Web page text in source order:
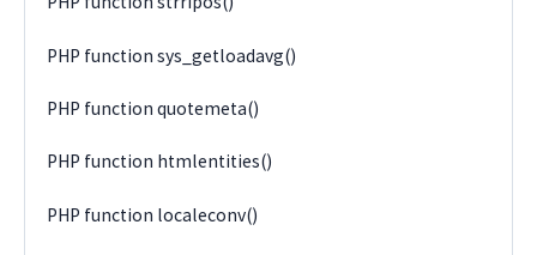
PHP function sys_getloadavg()
PHP function quotemeta()
PHP function htmlentities()
PHP function localeconv()